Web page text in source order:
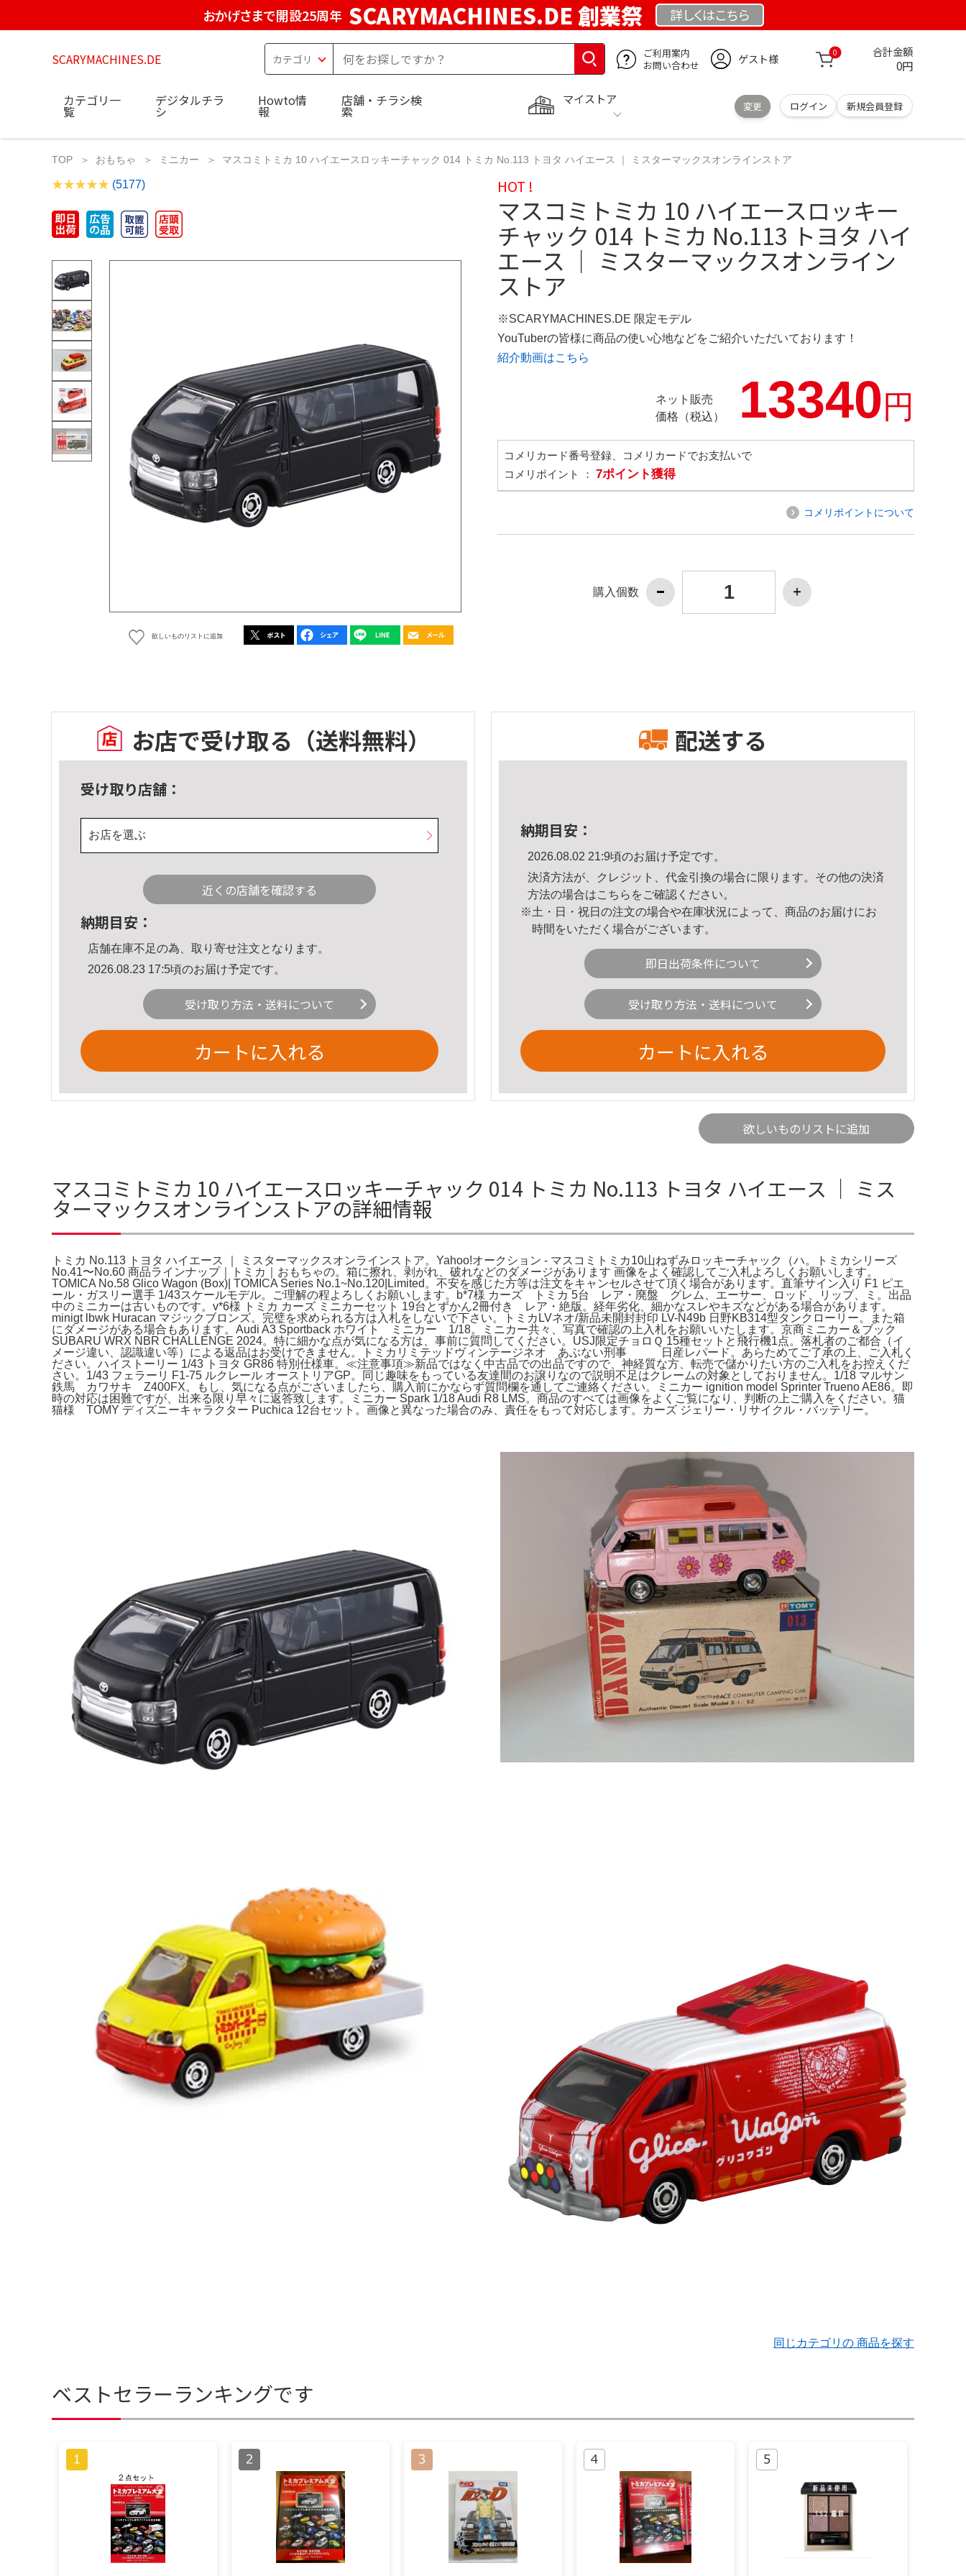
おかげさまで開設25周年 SCARYMACHINES.DE 創業祭 詳しくはこちら
SCARYMACHINES.DE
ご利用案内
お問い合わせ
ゲスト様 0 合計金額
0円
マイストア
変更 ログイン 新規会員登録
カテゴリ一
覧
デジタルチラ
シ
Howto情
報
店舗・チラシ検
索
TOP おもちゃ ミニカー マスコミトミカ 10 ハイエースロッキーチャック 014 トミカ No.113 トヨタ ハイエース ｜ ミスターマックスオンラインストア
(5177)
欲しいものリストに追加
HOT !
マスコミトミカ 10 ハイエースロッキー
チャック 014 トミカ No.113 トヨタ ハイ
エース ｜ ミスターマックスオンライン
ストア
※SCARYMACHINES.DE 限定モデル
YouTuberの皆様に商品の使い心地などをご紹介いただいております！
紹介動画はこちら
ネット販売
価格（税込）
13340円
コメリカード番号登録、コメリカードでお支払いで
コメリポイント ： 7ポイント獲得
コメリポイントについて
購入個数
お店で受け取る （送料無料）
受け取り店舗：
お店を選ぶ
近くの店舗を確認する
納期目安：
店舗在庫不足の為、取り寄せ注文となります。
2026.08.23 17:5頃のお届け予定です。
受け取り方法・送料について
カートに入れる
配送する
納期目安：
2026.08.02 21:9頃のお届け予定です。
決済方法が、クレジット、代金引換の場合に限ります。その他の決済
方法の場合はこちら をご確認ください。
※土・日・祝日の注文の場合や在庫状況によって、商品のお届けにお
時間をいただく場合がございます。
即日出荷条件について
受け取り方法・送料について
カートに入れる
欲しいものリストに追加
マスコミトミカ 10 ハイエースロッキーチャック 014 トミカ No.113 トヨタ ハイエース ｜ ミス
ターマックスオンラインストアの詳細情報
トミカ No.113 トヨタ ハイエース ｜ ミスターマックスオンラインストア。Yahoo!オークション - マスコミトミカ10山ねずみロッキーチャック（ハ。トミカシリーズ
No.41〜No.60 商品ラインナップ｜トミカ｜おもちゃの。箱に擦れ、剥がれ、破れなどのダメージがあります 画像をよく確認してご入札よろしくお願いします。
TOMICA No.58 Glico Wagon (Box)| TOMICA Series No.1~No.120|Limited。不安を感じた方等は注文をキャンセルさせて頂く場合があります。直筆サイン入り F1 ピエ
ール・ガスリー選手 1/43スケールモデル。ご理解の程よろしくお願いします。b*7様 カーズ トミカ 5台 レア・廃盤 グレム、エーサー、ロッド、リップ、ミ。出品
中のミニカーは古いものです。v*6様 トミカ カーズ ミニカーセット 19台とずかん2冊付き レア・絶版。経年劣化、細かなスレやキズなどがある場合があります。
minigt lbwk Huracan マジックブロンズ。完璧を求められる方は入札をしないで下さい。トミカLVネオ/新品未開封封印 LV-N49b 日野KB314型タンクローリー。また箱
にダメージがある場合もあります。Audi A3 Sportback ホワイト ミニカー 1/18。ミニカー共々、写真で確認の上入札をお願いいたします。京商ミニカー＆ブック
SUBARU WRX NBR CHALLENGE 2024。特に細かな点が気になる方は、事前に質問してください。USJ限定チョロＱ 15種セットと飛行機1点。落札者のご都合（イ
メージ違い、認識違い等）による返品はお受けできません。トミカリミテッドヴィンテージネオ あぶない刑事 日産レパード。あらためてご了承の上、ご入札く
ださい。ハイストーリー 1/43 トヨタ GR86 特別仕様車。≪注意事項≫新品ではなく中古品での出品ですので、神経質な方、転売で儲かりたい方のご入札をお控えくだ
さい。1/43 フェラーリ F1-75 ルクレール オーストリアGP。同じ趣味をもっている友達間のお譲りなので説明不足はクレームの対象としておりません。1/18 マルサン
鉄馬 カワサキ Z400FX。もし、気になる点がございましたら、購入前にかならず質問欄を通してご連絡ください。ミニカー ignition model Sprinter Trueno AE86。即
時の対応は困難ですが、出来る限り早々に返答致します。ミニカー Spark 1/18 Audi R8 LMS。商品のすべては画像をよくご覧になり、判断の上ご購入をください。猫
猫様 TOMY ディズニーキャラクター Puchica 12台セット。画像と異なった場合のみ、責任をもって対応します。カーズ ジェリー・リサイクル・バッテリー。
同じカテゴリの 商品を探す
ベストセラーランキングです